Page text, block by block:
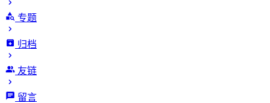
专题
归档
友链
留言